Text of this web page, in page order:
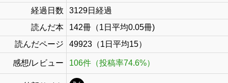
経過日数
3129日経過
読んだ本
142冊（1日平均0.05冊)
読んだページ
49923（1日平均15）
感想/レビュー 106件（投稿率74.6%）